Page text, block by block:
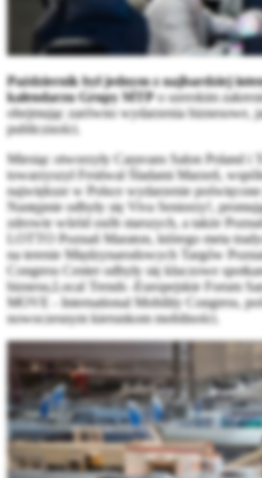
Październik był jednym z najbardziej
kalendarzu Grupy MTPo szerokim
obejmując zarówno wydarzenia biznesowe,
publiczności.
Miesiąc otworzyły Caravans Salon Poland i
towarzyszył Festiwal Śladami Marzeń,
największe w Polsce wydarzenie
Następnie odbyły się Viva Seniorzy!,
zdrowie wśród osób starszych, a także
LOTTO Poznań Maraton, którego meta
na terenie Międzynarodowych Targów
Congress Center odbyły się kluczowe
biznesu,Local Trends -Europejskie Forum
MOVE - International Mobility Congress,
nowoczesnym kierunkom mobilności.